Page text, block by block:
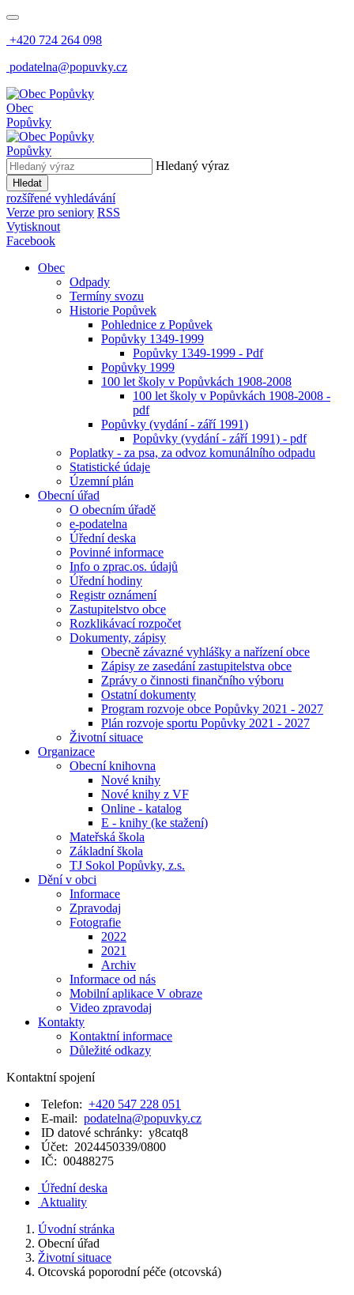
+420 724 264 098
podatelna@popuvky.cz
Obec
Popůvky
Popůvky
Hledaný výraz
Hledat
rozšířené vyhledávání
Verze pro seniory RSS
Vytisknout
Facebook
Obec
Odpady
Termíny svozu
Historie Popůvek
Pohlednice z Popůvek
Popůvky 1349-1999
Popůvky 1349-1999 - Pdf
Popůvky 1999
100 let školy v Popůvkách 1908-2008
100 let školy v Popůvkách 1908-2008 -
pdf
Popůvky (vydání - září 1991)
Popůvky (vydání - září 1991) - pdf
Poplatky - za psa, za odvoz komunálního odpadu
Statistické údaje
Územní plán
Obecní úřad
O obecním úřadě
e-podatelna
Úřední deska
Povinné informace
Info o zprac.os. údajů
Úřední hodiny
Registr oznámení
Zastupitelstvo obce
Rozklikávací rozpočet
Dokumenty, zápisy
Obecně závazné vyhlášky a nařízení obce
Zápisy ze zasedání zastupitelstva obce
Zprávy o činnosti finančního výboru
Ostatní dokumenty
Program rozvoje obce Popůvky 2021 - 2027
Plán rozvoje sportu Popůvky 2021 - 2027
Životní situace
Organizace
Obecní knihovna
Nové knihy
Nové knihy z VF
Online - katalog
E - knihy (ke stažení)
Mateřská škola
Základní škola
TJ Sokol Popůvky, z.s.
Dění v obci
Informace
Zpravodaj
Fotografie
2022
2021
Archiv
Informace od nás
Mobilní aplikace V obraze
Video zpravodaj
Kontakty
Kontaktní informace
Důležité odkazy
Kontaktní spojení
Telefon: +420 547 228 051
E-mail: podatelna@popuvky.cz
ID datové schránky: y8catq8
Účet: 2024450339/0800
IČ: 00488275
Úřední deska
Aktuality
Úvodní stránka
Obecní úřad
Životní situace
Otcovská poporodní péče (otcovská)